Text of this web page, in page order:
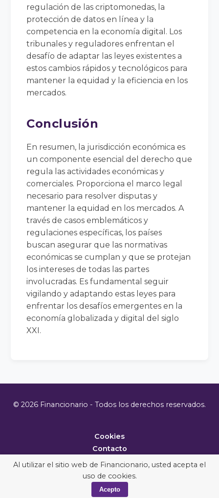
regulación de las criptomonedas, la
protección de datos en línea y la
competencia en la economía digital. Los
tribunales y reguladores enfrentan el
desafío de adaptar las leyes existentes a
estos cambios rápidos y tecnológicos para
mantener la equidad y la eficiencia en los
mercados.
Conclusión
En resumen, la jurisdicción económica es
un componente esencial del derecho que
regula las actividades económicas y
comerciales. Proporciona el marco legal
necesario para resolver disputas y
mantener la equidad en los mercados. A
través de casos emblemáticos y
regulaciones específicas, los países
buscan asegurar que las normativas
económicas se cumplan y que se protejan
los intereses de todas las partes
involucradas. Es fundamental seguir
vigilando y adaptando estas leyes para
enfrentar los desafíos emergentes en la
economía globalizada y digital del siglo
XXI.
© 2026 Financionario - Todos los derechos reservados.
Cookies
Contacto
Metodología
Al utilizar el sitio web de Financionario, usted acepta el
uso de cookies.
Acepto